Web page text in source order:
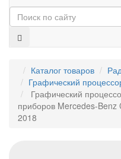
Каталог товаров
Графический
Графический
приборов Mercedes-Benz
2018